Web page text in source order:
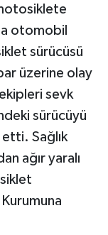
otomobil
sürücüsü
üzerine olay
sevk
sürücüyü
Sağlık
ağır yaralı